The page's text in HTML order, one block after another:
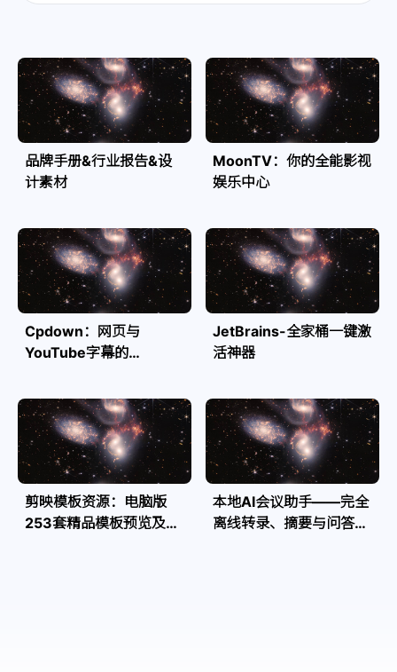
品牌手册&行业报告&设
计素材
MoonTV：你的全能影视
娱乐中心
Cpdown：网页与
YouTube字幕的
JetBrains-全家桶一键激
活神器
剪映模板资源：电脑版
253套精品模板预览及源
本地AI会议助手——完全
离线转录、摘要与问答，